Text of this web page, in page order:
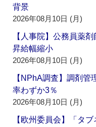
背景
2026年08月10日 (月)
【人事院】公務員薬
昇給幅縮小
2026年08月10日 (月)
【NPhA調査】調剤管
率わずか3％
2026年08月10日 (月)
【欧州委員会】「タ